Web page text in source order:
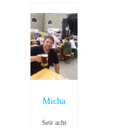
Micha
Seit acht